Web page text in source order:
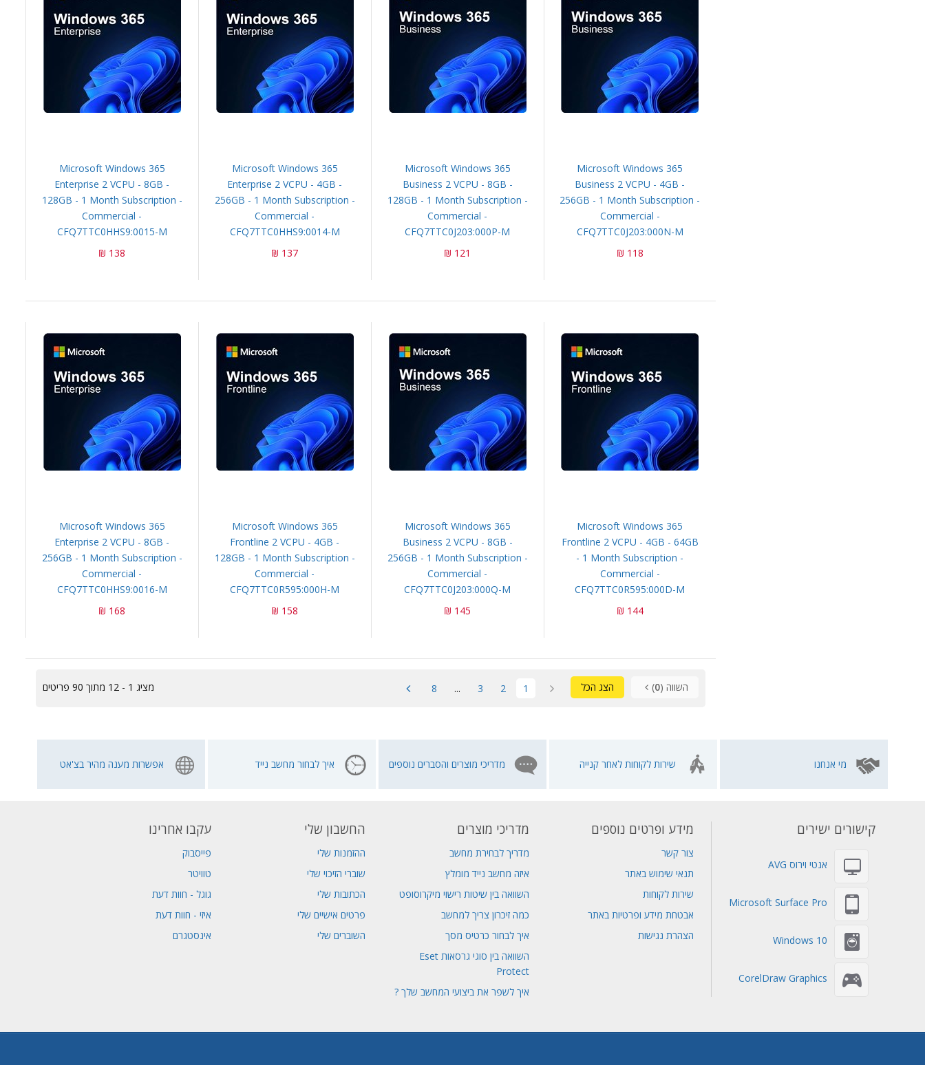
Microsoft Windows 365
Business 2 VCPU - 4GB -
256GB - 1 Month Subscription -
Commercial -
CFQ7TTC0J203:000N-M
118 ₪
Microsoft Windows 365
Business 2 VCPU - 8GB -
128GB - 1 Month Subscription -
Commercial -
CFQ7TTC0J203:000P-M
121 ₪
Microsoft Windows 365
Enterprise 2 VCPU - 4GB -
256GB - 1 Month Subscription -
Commercial -
CFQ7TTC0HHS9:0014-M
137 ₪
Microsoft Windows 365
Enterprise 2 VCPU - 8GB -
128GB - 1 Month Subscription -
Commercial -
CFQ7TTC0HHS9:0015-M
138 ₪
Microsoft Windows 365
Frontline 2 VCPU - 4GB - 64GB
- 1 Month Subscription -
Commercial -
CFQ7TTC0R595:000D-M
144 ₪
Microsoft Windows 365
Business 2 VCPU - 8GB -
256GB - 1 Month Subscription -
Commercial -
CFQ7TTC0J203:000Q-M
145 ₪
Microsoft Windows 365
Frontline 2 VCPU - 4GB -
128GB - 1 Month Subscription -
Commercial -
CFQ7TTC0R595:000H-M
158 ₪
Microsoft Windows 365
Enterprise 2 VCPU - 8GB -
256GB - 1 Month Subscription -
Commercial -
CFQ7TTC0HHS9:0016-M
168 ₪
השווה (0
) הצג הכל 1
2
3
...
8 מציג 1 - 12 מתוך 90 פריטים
מי אנחנו שירות לקוחות לאחר קנייה מדריכי מוצרים והסברים נוספים איך לבחור מחשב נייד אפשרות מענה מהיר בצ'אט
קישורים ישירים
אנטי וירוס AVG
Microsoft Surface Pro
Windows 10
CorelDraw Graphics
מידע ופרטים נוספים
צור קשר
תנאי שימוש באתר
שירות לקוחות
אבטחת מידע ופרטיות באתר
הצהרת נגישות
מדריכי מוצרים
מדריך לבחירת מחשב
איזה מחשב נייד מומלץ
השוואה בין שיטות רישוי מיקרוסופט
כמה זיכרון צריך למחשב
איך לבחור כרטיס מסך
השוואה בין סוגי גרסאות Eset
Protect
איך לשפר את ביצועי המחשב שלך ?
החשבון שלי
ההזמנות שלי
שוברי הזיכוי שלי
הכתובות שלי
פרטים אישיים שלי
השוברים שלי
עקבו אחרינו
פייסבוק
טוויטר
גוגל - חוות דעת
איזי - חוות דעת
אינסטגרם